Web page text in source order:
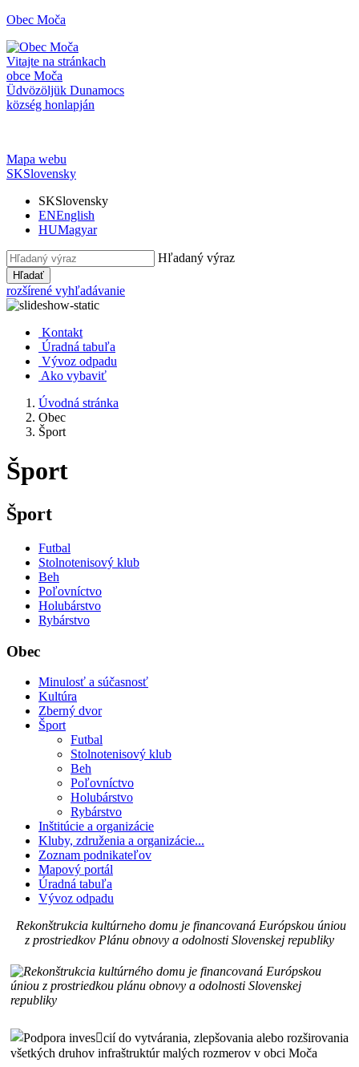
Obec Moča
Vitajte na stránkach
obce Moča
Üdvözöljük Dunamocs
község honlapján
Mapa webu
SKSlovensky
SKSlovensky
ENEnglish
HUMagyar
Hľadaný výraz
Hľadať
rozšírené vyhľadávanie
Kontakt
Úradná tabuľa
Vývoz odpadu
Ako vybaviť
Úvodná stránka
Obec
Šport
Šport
Šport
Futbal
Stolnotenisový klub
Beh
Poľovníctvo
Holubárstvo
Rybárstvo
Obec
Minulosť a súčasnosť
Kultúra
Zberný dvor
Šport
Futbal
Stolnotenisový klub
Beh
Poľovníctvo
Holubárstvo
Rybárstvo
Inštitúcie a organizácie
Kluby, združenia a organizácie...
Zoznam podnikateľov
Mapový portál
Úradná tabuľa
Vývoz odpadu
Rekonštrukcia kultúrneho domu je financovaná Európskou úniou
z prostriedkov Plánu obnovy a odolnosti Slovenskej republiky